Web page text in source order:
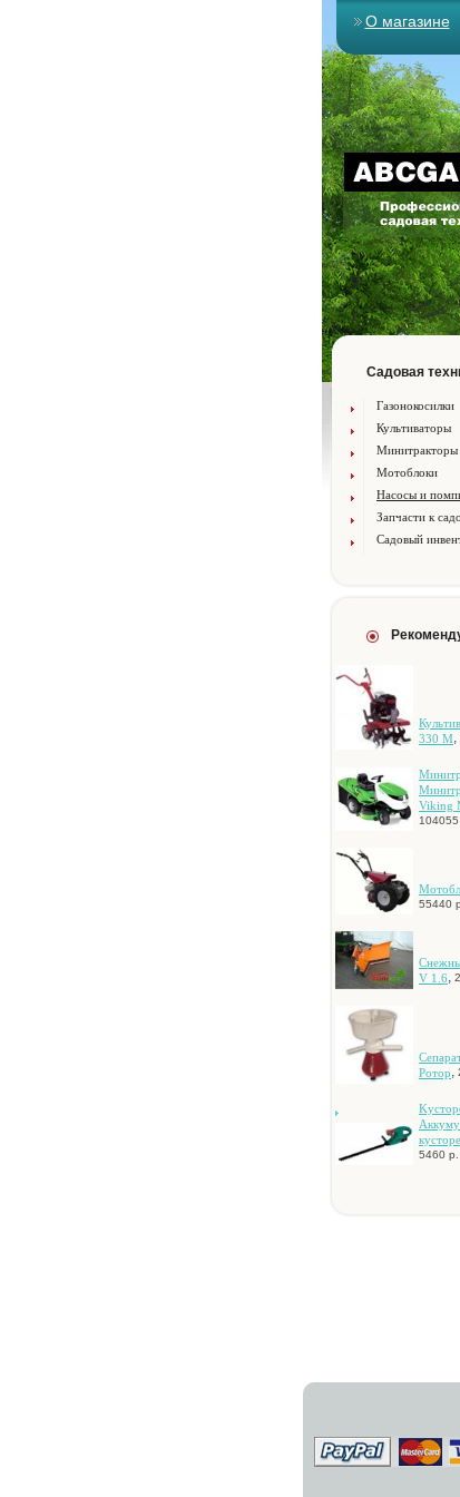
О магазине
Садовая
Газонокосилки
Культиваторы
Минитракторы
Мотоблоки
Насосы и
Запчасти к
Садовый
330 М,
Viking
104055
55440 р.
V 1.6,
Poтop,
5460 р.